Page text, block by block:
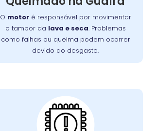
O motoré responsável por movimentar
o tambor da lava e seca. Problemas
como falhas ou queima podem ocorrer
devido ao desgaste.
funcionamento ou parada completa do
aparelho.
Placa Eletrônica
Queimada: